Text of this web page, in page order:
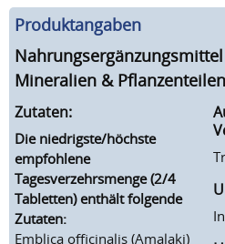
Produktangaben
Mineralien & Pflanzenteilen
Zutaten:
Die niedrigste/höchste
empfohlene
Tagesverzehrsmenge (2/4
Tabletten) enthält folgende
Zutaten:
Emblica officinalis (Amalaki)